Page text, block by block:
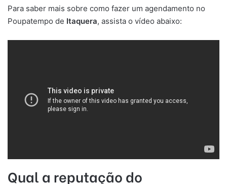
Para saber mais sobre como fazer um agendamento no
Poupatempo de Itaquera, assista o vídeo abaixo:
Qual a reputação do